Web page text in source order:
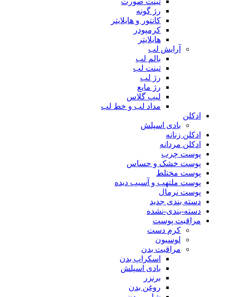
رژ گونه
کانتور و هایلایتر
کرمپودر
هایلایتر
آرایش لب
بالم لب
تینت لب
رژ لب
رژ مایع
لیپ گلاس
مداد لب و خط لب
ادکلن
بادی اسپلش
ادکلن زنانه
ادکلن مردانه
پوست چرب
پوست خشک و حساس
پوست مختلط
پوست ملتهب و آسیب دیده
پوست نرمال
دسته بندی جدید
دسته-بندی-نشده
مراقبت پوست
کرم دست
لوسیون
مراقبت بدن
اسکراپ بدن
بادی اسپلش
برنزر
روغن بدن